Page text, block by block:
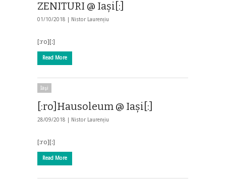
ZENITURI @ Iași[:]
01/10/2018 | Nistor Laurențiu
[:ro][:]
Read More
Iaşi
[:ro]Hausoleum @ Iași[:]
28/09/2018 | Nistor Laurențiu
[:ro][:]
Read More